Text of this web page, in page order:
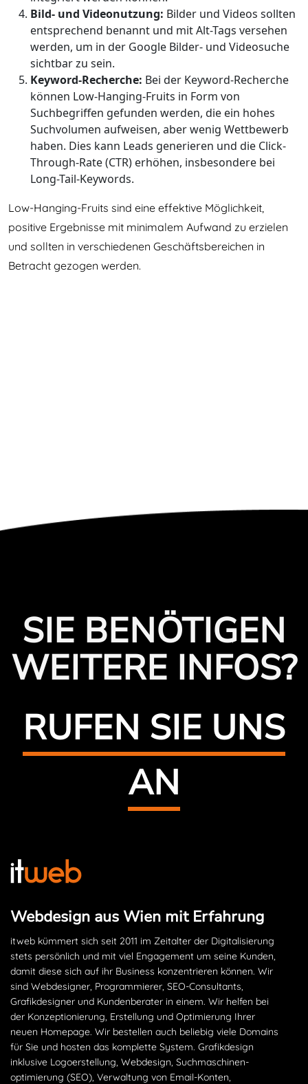
Bild- und Videonutzung: Bilder und Videos sollten
entsprechend benannt und mit Alt-Tags versehen
werden, um in der Google Bilder- und Videosuche
sichtbar zu sein.
Keyword-Recherche: Bei der Keyword-Recherche
können Low-Hanging-Fruits in Form von
Suchbegriffen gefunden werden, die ein hohes
Suchvolumen aufweisen, aber wenig Wettbewerb
haben. Dies kann Leads generieren und die Click-
Through-Rate (CTR) erhöhen, insbesondere bei
Long-Tail-Keywords.
Low-Hanging-Fruits sind eine effektive Möglichkeit,
positive Ergebnisse mit minimalem Aufwand zu erzielen
und sollten in verschiedenen Geschäftsbereichen in
Betracht gezogen werden.
SIE BENÖTIGEN
WEITERE INFOS?
RUFEN SIE UNS
AN
Webdesign aus Wien mit Erfahrung
itweb kümmert sich seit 2011 im Zeitalter der Digitalisierung
stets persönlich und mit viel Engagement um seine Kunden,
damit diese sich auf ihr Business konzentrieren können. Wir
sind Webdesigner, Programmierer, SEO-Consultants,
Grafikdesigner und Kundenberater in einem. Wir helfen bei
der Konzeptionierung, Erstellung und Optimierung Ihrer
neuen Homepage. Wir bestellen auch beliebig viele Domains
für Sie und hosten das komplette System. Grafikdesign
inklusive Logoerstellung, Webdesign, Suchmaschinen­
optimierung (SEO), Verwaltung von Email-Konten,